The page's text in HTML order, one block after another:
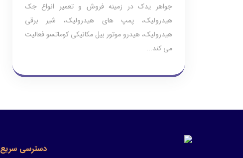
جواهر یدک در زمینه فروش و تعمیر انواع جک
هیدرولیک، پمپ های هیدرولیک، شیر برقی
هیدرولیک، هیدرو موتور بیل مکانیکی کوماتسو فعالیت
می کند...
دسترسی سریع